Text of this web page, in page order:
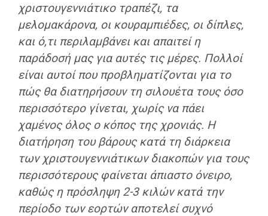
χριστουγεννιάτικο τραπέζι, τα
μελομακάρονα, οι κουραμπιέδες, οι δίπλες,
και ό,τι περιλαμβάνει και απαιτεί η
παράδοσή μας για αυτές τις μέρες. Πολλοί
είναι αυτοί που προβληματίζονται για το
πώς θα διατηρήσουν τη σιλουέτα τους όσο
περισσότερο γίνεται, χωρίς να πάει
χαμένος όλος ο κόπος της χρονιάς. Η
διατήρηση του βάρους κατά τη διάρκεια
των χριστουγεννιάτικων διακοπών για τους
περισσότερους φαίνεται άπιαστο όνειρο,
καθώς η πρόσληψη 2-3 κιλών κατά την
περίοδο των εορτών αποτελεί συχνό